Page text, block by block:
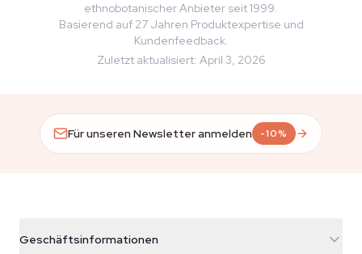
ethnobotanischer Anbieter seit 1999.
Basierend auf 27 Jahren Produktexpertise und
Kundenfeedback.
Zuletzt aktualisiert: April 3, 2026
Für unseren Newsletter anmelden -10%
Geschäftsinformationen